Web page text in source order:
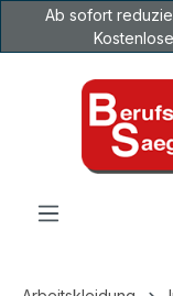
Zum Hauptinhalt
Ab sofort